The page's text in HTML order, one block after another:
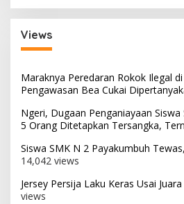
Views
Maraknya Peredaran Rokok Ilegal
Pengawasan Bea Cukai
Ngeri, Dugaan Penganiayaan
5 Orang Ditetapkan Tersangka,
Siswa SMK N 2 Payakumbuh
14,042 views
Jersey Persija Laku Keras Usai
views